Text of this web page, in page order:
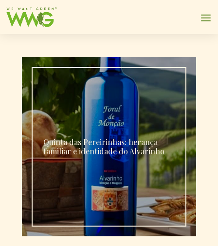
Quinta das Pereirinhas: herança
familiar e identidade do Alvarinho